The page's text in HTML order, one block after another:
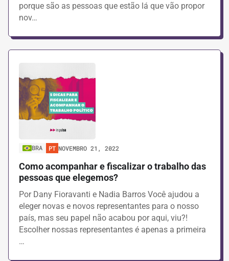
porque são as pessoas que estão lá que vão propor
nov…
BRA PT NOVEMBRO 21, 2022
Como acompanhar e fiscalizar o trabalho das
pessoas que elegemos?
Por Dany Fioravanti e Nadia Barros Você ajudou a
eleger novas e novos representantes para o nosso
país, mas seu papel não acabou por aqui, viu?!
Escolher nossas representantes é apenas a primeira
…